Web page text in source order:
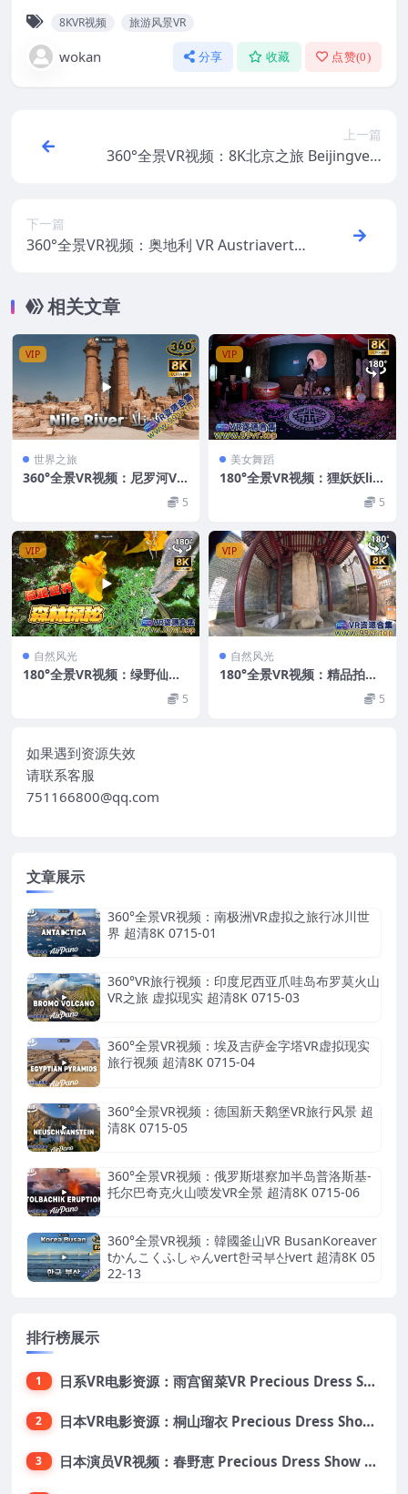
8KVR视频 旅游风景VR
wokan 分享 收藏 点赞(0)
上一篇
360°全景VR视频：8K北京之旅 Beijingvert
下一篇
360°全景VR视频：奥地利 VR AustriavertÖ
相关文章
VIP
世界之旅
360°全景VR视频：尼罗河VR
vertナイル川vert나일강vert
22-17
5
VIP
美女舞蹈
180°全景VR视频：狸妖妖liy
aoyao 20251116001 Alone
3D VR 180 8Kmp4 0609-015
VIP
自然风光
180°全景VR视频：绿野仙踪
之森林精灵VR丛林野外 超清 5
VIP
自然风光
180°全景VR视频：精品拍摄
系列福州乌塔景区VR 超清8K 5
如果遇到资源失效
请联系客服
751166800@qq.com
文章展示
360°全景VR视频：南极洲VR虚拟之旅行冰川世
界 超清8K 0715-01
360°VR旅行视频：印度尼西亚爪哇岛布罗莫火山
VR之旅 虚拟现实 超清8K 0715-03
360°全景VR视频：埃及吉萨金字塔VR虚拟现实
旅行视频 超清8K 0715-04
360°全景VR视频：德国新天鹅堡VR旅行风景 超
清8K 0715-05
360°全景VR视频：俄罗斯堪察加半岛普洛斯基-
托尔巴奇克火山喷发VR全景 超清8K 0715-06
360°全景VR视频：韓國釜山VR BusanKoreaver
tかんこくふしゃんvert한국부산vert 超清8K 05
22-13
排行榜展示
1 日系VR电影资源：雨宫留菜VR Precious Dress Show31 大小5.5G 番号PDS031
2 日本VR电影资源：桐山瑠衣 Precious Dress Show24 大小13.5G 番号PDS024
3 日本演员VR视频：春野恵 Precious Dress Show 21 大小8.6G 番号 PDS021